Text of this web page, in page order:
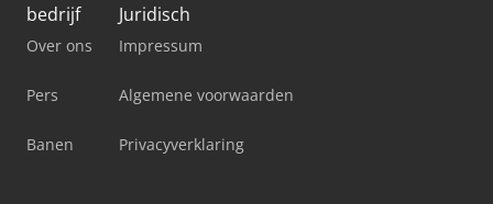
bedrijf
Over ons
Pers
Banen
Juridisch
Impressum
Algemene voorwaarden
Privacyverklaring